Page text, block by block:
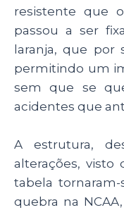
resistente que
passou a ser
laranja, que por
permitindo um
sem que se
acidentes que
A estrutura,
alterações, visto
tabela
quebra na